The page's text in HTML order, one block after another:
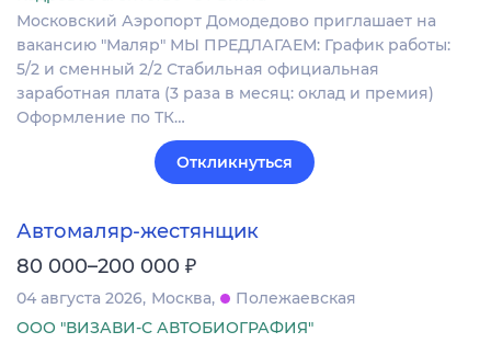
Московский Аэропорт Домодедово приглашает на
вакансию "Маляр" МЫ ПРЕДЛАГАЕМ: График работы:
5/2 и сменный 2/2 Стабильная официальная
заработная плата (3 раза в месяц: оклад и премия)
Оформление по ТК…
Откликнуться
Автомаляр-жестянщик
80 000–200 000 ₽
04 августа 2026 Москва
Полежаевская
ООО "ВИЗАВИ-С АВТОБИОГРАФИЯ"